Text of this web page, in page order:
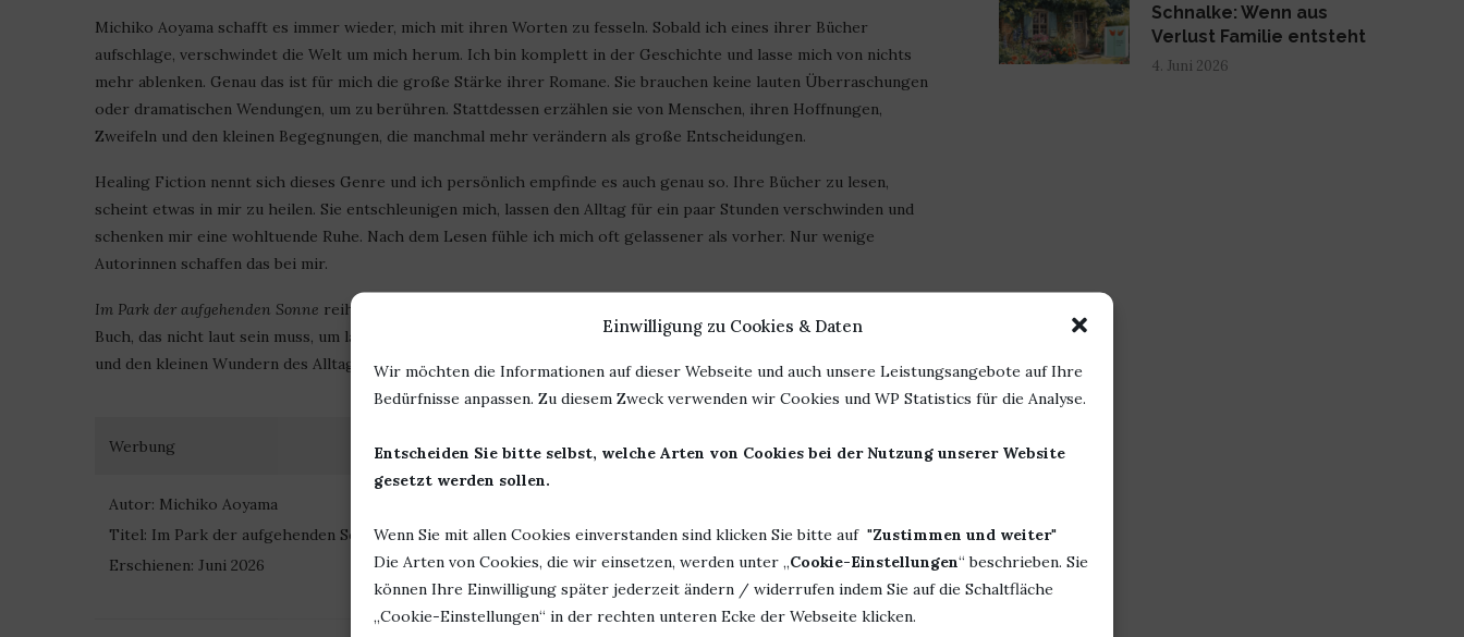
Einwilligung zu Cookies & Daten
Wir möchten die Informationen auf dieser Webseite und auch unsere Leistungsangebote auf Ihre
Bedürfnisse anpassen. Zu diesem Zweck verwenden wir Cookies und WP Statistics für die Analyse.
Entscheiden Sie bitte selbst, welche Arten von Cookies bei der Nutzung unserer Website
gesetzt werden sollen.
Wenn Sie mit allen Cookies einverstanden sind klicken Sie bitte auf "Zustimmen und weiter"
Die Arten von Cookies, die wir einsetzen, werden unter „Cookie-Einstellungen“ beschrieben. Sie
können Ihre Einwilligung später jederzeit ändern / widerrufen indem Sie auf die Schaltfläche
„Cookie-Einstellungen“ in der rechten unteren Ecke der Webseite klicken.
Michiko Aoyama schafft es immer wieder, mich mit ihren Worten zu fesseln. Sobald ich eines ihrer Bücher
aufschlage, verschwindet die Welt um mich herum. Ich bin komplett in der Geschichte und lasse mich von nichts
mehr ablenken. Genau das ist für mich die große Stärke ihrer Romane. Sie brauchen keine lauten Überraschungen
oder dramatischen Wendungen, um zu berühren. Stattdessen erzählen sie von Menschen, ihren Hoffnungen,
Zweifeln und den kleinen Begegnungen, die manchmal mehr verändern als große Entscheidungen.
Healing Fiction nennt sich dieses Genre und ich persönlich empfinde es auch genau so. Ihre Bücher zu lesen,
scheint etwas in mir zu heilen. Sie entschleunigen mich, lassen den Alltag für ein paar Stunden verschwinden und
schenken mir eine wohltuende Ruhe. Nach dem Lesen fühle ich mich oft gelassener als vorher. Nur wenige
Autorinnen schaffen das bei mir.
Im Park der aufgehenden Sonne reiht sich deshalb für mich nahtlos in ihre bisherigen Werke ein. Es ist ein ruhiges
Buch, das nicht laut sein muss, um lange nachzuklingen. Wer Geschichten liebt, die von Menschlichkeit, Hoffnung
und den kleinen Wundern des Alltags erzählen, sollte diesem Roman unbedingt eine Chance geben.
Werbung
Autor: Michiko Aoyama
Titel: Im Park der aufgehenden Sonne
Erschienen: Juni 2026
Seiten: 224
ISBN: 978-3-463000848
Schnalke: Wenn aus
Verlust Familie entsteht
4. Juni 2026